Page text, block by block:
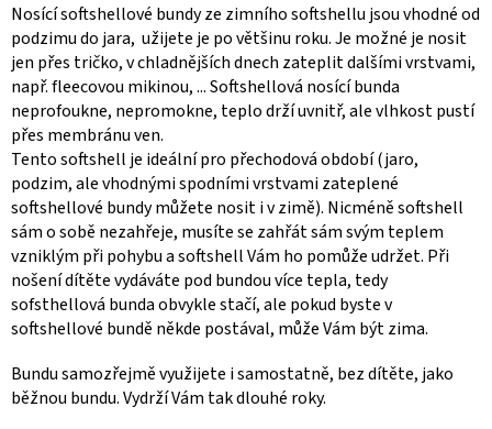
Nosící softshellové bundy ze zimního softshellu jsou vhodné od
podzimu do jara, užijete je po většinu roku. Je možné je nosit
jen přes tričko, v chladnějších dnech zateplit dalšími vrstvami,
např. fleecovou mikinou, ... Softshellová nosící bunda
neprofoukne, nepromokne, teplo drží uvnitř, ale vlhkost pustí
přes membránu ven.
Tento softshell je ideální pro přechodová období (jaro,
podzim, ale vhodnými spodními vrstvami zateplené
softshellové bundy můžete nosit i v zimě). Nicméně softshell
sám o sobě nezahřeje, musíte se zahřát sám svým teplem
vzniklým při pohybu a softshell Vám ho pomůže udržet. Při
nošení dítěte vydáváte pod bundou více tepla, tedy
sofsthellová bunda obvykle stačí, ale pokud byste v
softshellové bundě někde postával, může Vám být zima.
Bundu samozřejmě využijete i samostatně, bez dítěte, jako
běžnou bundu. Vydrží Vám tak dlouhé roky.